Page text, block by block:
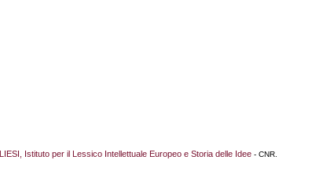
Istituto per il Lessico Intellettuale Europeo e Storia delle Idee - CNR.